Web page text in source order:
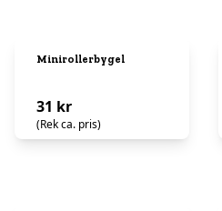
Minirollerbygel
31 kr
(Rek ca. pris)